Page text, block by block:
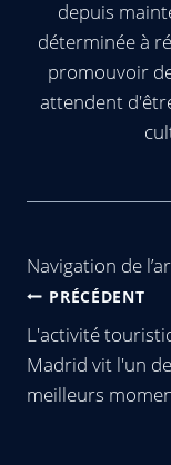
depuis
déterminée à
promouvoir
attendent
Navigation de
PRÉCÉDENT
L'activité
Madrid vit l'un
meilleurs